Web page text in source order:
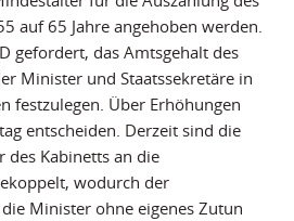
auf 65 Jahre angehoben werden.
gefordert, das Amtsgehalt des
Minister und Staatssekretäre in
festzulegen. Über Erhöhungen
entscheiden. Derzeit sind die
des Kabinetts an die
wodurch der
Minister ohne eigenes Zutun